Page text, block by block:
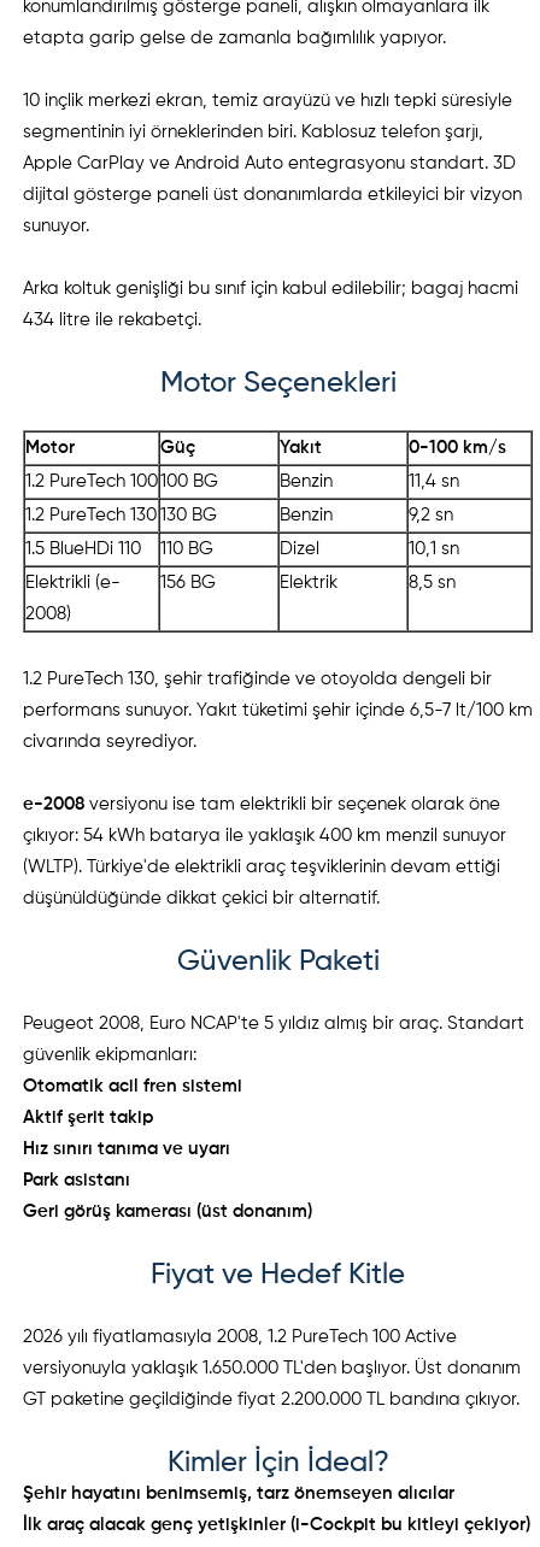
konumlandırılmış gösterge paneli, alışkın olmayanlara ilk
etapta garip gelse de zamanla bağımlılık yapıyor.
10 inçlik merkezi ekran, temiz arayüzü ve hızlı tepki süresiyle
segmentinin iyi örneklerinden biri. Kablosuz telefon şarjı,
Apple CarPlay ve Android Auto entegrasyonu standart. 3D
dijital gösterge paneli üst donanımlarda etkileyici bir vizyon
sunuyor.
Arka koltuk genişliği bu sınıf için kabul edilebilir; bagaj hacmi
434 litre ile rekabetçi.
Motor Seçenekleri
Motor Güç Yakıt
0-100 km/s
1.2 PureTech 100100 BG Benzin
11,4 sn
1.2 PureTech 130 130 BG Benzin
9,2 sn
1.5 BlueHDi 110
110 BG Dizel
10,1 sn
Elektrikli (e-
2008)
156 BG Elektrik 8,5 sn
1.2 PureTech 130, şehir trafiğinde ve otoyolda dengeli bir
performans sunuyor. Yakıt tüketimi şehir içinde 6,5-7 lt/100 km
civarında seyrediyor.
e-2008 versiyonu ise tam elektrikli bir seçenek olarak öne
çıkıyor: 54 kWh batarya ile yaklaşık 400 km menzil sunuyor
(WLTP). Türkiye'de elektrikli araç teşviklerinin devam ettiği
düşünüldüğünde dikkat çekici bir alternatif.
Güvenlik Paketi
Peugeot 2008, Euro NCAP'te 5 yıldız almış bir araç. Standart
güvenlik ekipmanları:
Otomatik acil fren sistemi
Aktif şerit takip
Hız sınırı tanıma ve uyarı
Park asistanı
Geri görüş kamerası (üst donanım)
Fiyat ve Hedef Kitle
2026 yılı fiyatlamasıyla 2008, 1.2 PureTech 100 Active
versiyonuyla yaklaşık 1.650.000 TL'den başlıyor. Üst donanım
GT paketine geçildiğinde fiyat 2.200.000 TL bandına çıkıyor.
Kimler İçin İdeal?
Şehir hayatını benimsemiş, tarz önemseyen alıcılar
İlk araç alacak genç yetişkinler (i-Cockpit bu kitleyi çekiyor)